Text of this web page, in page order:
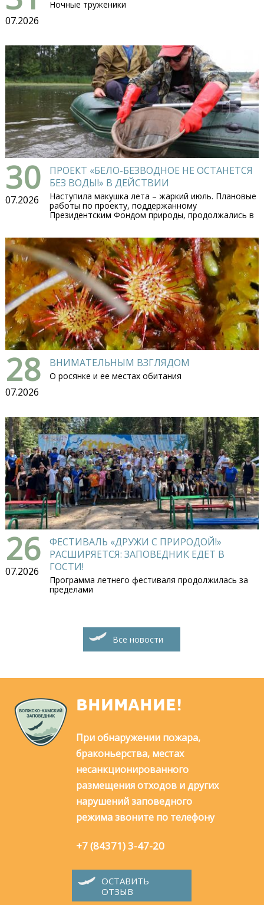
07.2026
Ночные труженики
30
07.2026
ПРОЕКТ «БЕЛО-БЕЗВОДНОЕ НЕ ОСТАНЕТСЯ
БЕЗ ВОДЫ!» В ДЕЙСТВИИ
Наступила макушка лета – жаркий июль. Плановые
работы по проекту, поддержанному
Президентским Фондом природы, продолжались в
28
07.2026
ВНИМАТЕЛЬНЫМ ВЗГЛЯДОМ
О росянке и ее местах обитания
26
07.2026
ФЕСТИВАЛЬ «ДРУЖИ С ПРИРОДОЙ!»
РАСШИРЯЕТСЯ: ЗАПОВЕДНИК ЕДЕТ В
ГОСТИ!
Программа летнего фестиваля продолжилась за
пределами
Все новости
ВНИМАНИЕ!
При обнаружении пожара,
браконьерства, местах
несанкционированного
размещения отходов и других
нарушений заповедного
режима звоните по телефону
+7 (84371) 3-47-20
ОСТАВИТЬ
ОТЗЫВ